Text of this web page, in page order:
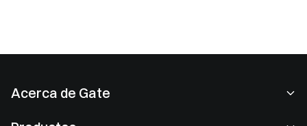
Acerca de Gate